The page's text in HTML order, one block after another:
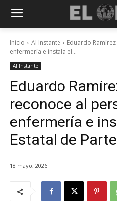
Inicio Al Instante
Eduardo
enfermería e instala el...
Al Instante
Eduardo
reconoce al
enfermería e
Estatal de
18 mayo, 2026